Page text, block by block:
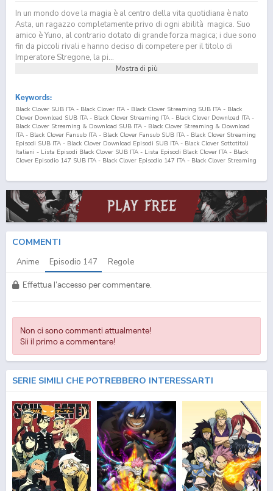
In un mondo dove la magia è al centro della vita quotidiana è nato
Asta, un ragazzo completamente privo di ogni abilità magica. Suo
amico è Yuno, al contrario dotato di grande forza magica; i due sono
fin da piccoli rivali e hanno deciso di competere per il titolo di
Imperatore Stregone, la pi...
Mostra di più
Keywords:
Black Clover SUB ITA - Black Clover ITA - Black Clover Streaming SUB ITA - Black
Clover Download SUB ITA - Black Clover Streaming ITA - Black Clover Download ITA -
Black Clover Streaming & Download SUB ITA - Black Clover Streaming & Download
ITA - Black Clover Fansub ITA - Black Clover Fansub SUB ITA - Black Clover Streaming
Episodi SUB ITA - Black Clover Download Episodi SUB ITA - Black Clover Sottotitoli
Italiani - Lista Episodi Black Clover SUB ITA - Lista Episodi Black Clover ITA - Black
Clover Episodio 147 SUB ITA - Black Clover Episodio 147 ITA - Black Clover Streaming
COMMENTI
Anime Episodio 147 Regole
Effettua l'accesso per commentare.
Non ci sono commenti attualmente!
Sii il primo a commentare!
SERIE SIMILI CHE POTREBBERO INTERESSARTI